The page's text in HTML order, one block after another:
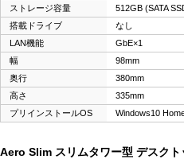
ストレージ容量
512GB (SATA
搭載ドライブ
なし
LAN機能
GbE×1
幅
98mm
奥行
380mm
高さ
335mm
プリインストールOS
Windows10
Aero Slim スリムタワー型 デスクト